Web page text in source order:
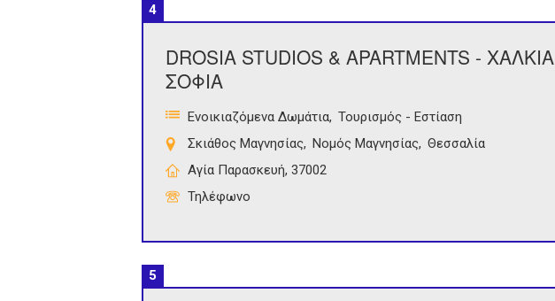
4
DROSIA STUDIOS & APARTMENTS - ΧΑΛΚΙΑ
ΣΟΦΙΑ
Ενοικιαζόμενα Δωμάτια Τουρισμός - Εστίαση
Σκιάθος Μαγνησίας
Νομός Μαγνησίας
Θεσσαλία
Αγία Παρασκευή, 37002
Τηλέφωνο
5